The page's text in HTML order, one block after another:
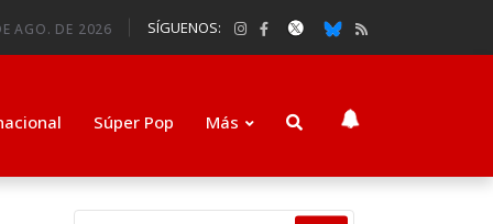
AGO. DE 2026 SÍGUENOS:
Súper Pop Más